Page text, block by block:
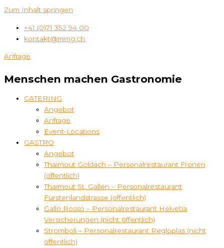
Zum Inhalt springen
+41 (0)71 352 94 00
kontakt@mmg.ch
Anfrage
Menschen machen Gastronomie
CATERING
Angebot
Anfrage
Event-Locations
GASTRO
Angebot
Thaimout Goldach – Personalrestaurant Froneri
(öffentlich)
Thaimout St. Gallen – Personalrestaurant
Fürstenlandstrasse (öffentlich)
Gallo Rosso – Personalrestaurant Helvetia
Versicherungen (nicht öffentlich)
Stromboli – Personalrestaurant Regloplas (nicht
öffentlich)